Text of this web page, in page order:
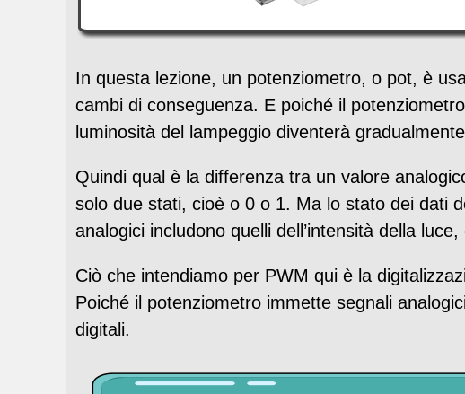
In questa lezione, un potenziometro, o pot, è
cambi di conseguenza. E poiché il
luminosità del lampeggio diventerà
Quindi qual è la differenza tra un valore
solo due stati, cioè o 0 o 1. Ma lo stato dei dati
analogici includono quelli dell’intensità della
Ciò che intendiamo per PWM qui è la
Poiché il potenziometro immette segnali
digitali.